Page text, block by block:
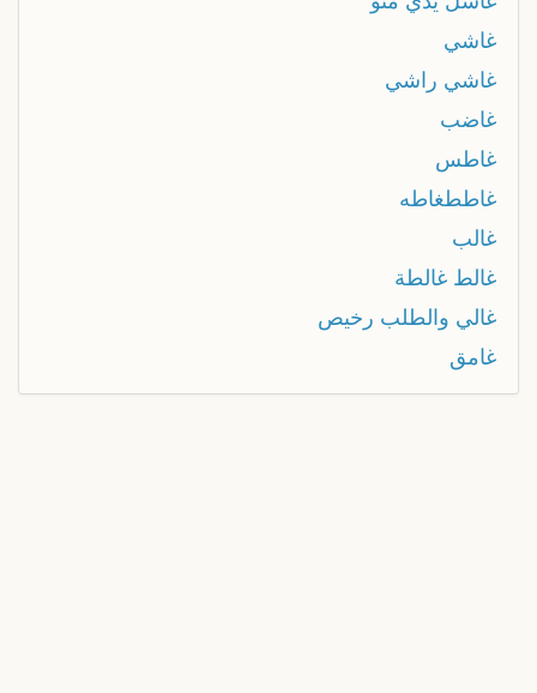
غاشي
غاشي راشي
غاضب
غاطس
غاططغاطه
غالب
غالط غالطة
غالي والطلب رخيص
غامق